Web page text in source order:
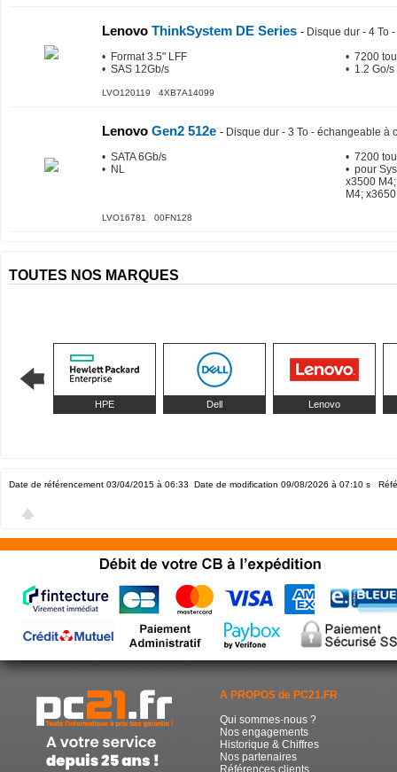
Lenovo ThinkSystem DE Series - Disque dur - 4 To
• Format 3.5" LFF
• SAS 12Gb/s
• 7200
• 1.2 Go/
LVO120119 4XB7A14099
Lenovo Gen2 512e - Disque dur - 3 To - échangeable à
• SATA 6Gb/s
• NL
• 7200
• pour
x3500
M4;
LVO16781 00FN128
TOUTES NOS MARQUES
HPE Dell Lenovo
Date de référencement 03/04/2015 à 06:33 Date de modification 09/08/2026 à 07:10 s
A PROPOS de PC21.FR
Qui sommes-nous ?
Nos engagements
Historique & Chiffres
Nos partenaires
Références clients